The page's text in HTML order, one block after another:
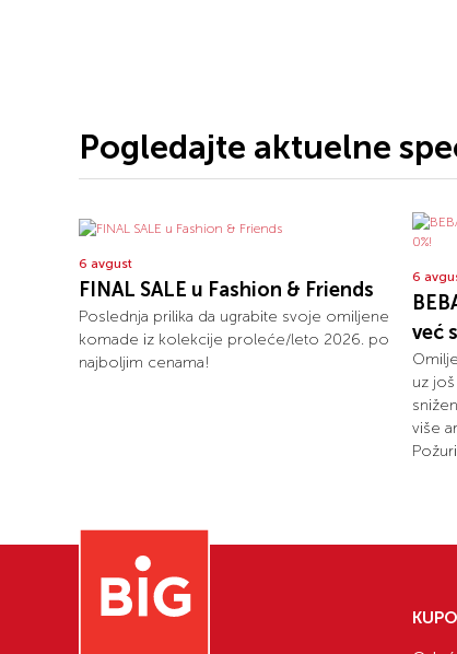
Pogledajte aktuelne
6 avgust
FINAL SALE u Fashion & Friends
Poslednja prilika da ugrabite svoje omiljene
komade iz kolekcije proleće/leto 2026. po
najboljim cenama!
6
već
uz
više